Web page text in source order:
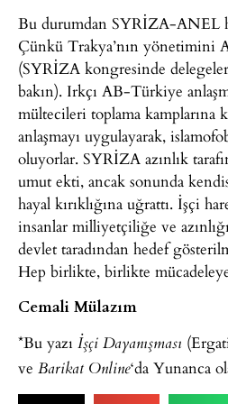
Bu durumdan SYRİZA-ANEL
Çünkü Trakya’nın yönetimini
(SYRİZA kongresinde
bakın). Irkçı AB-Türkiye
mültecileri toplama kamplarına
anlaşmayı uygulayarak,
oluyorlar. SYRİZA azınlık
umut ekti, ancak sonunda
hayal kırıklığına uğrattı. İşçi
insanlar milliyetçiliğe ve
devlet taradından hedef
Hep birlikte, birlikte
Cemali Mülazım
*Bu yazı İşçi Dayanışması
ve Barikat Online‘da Yunanca